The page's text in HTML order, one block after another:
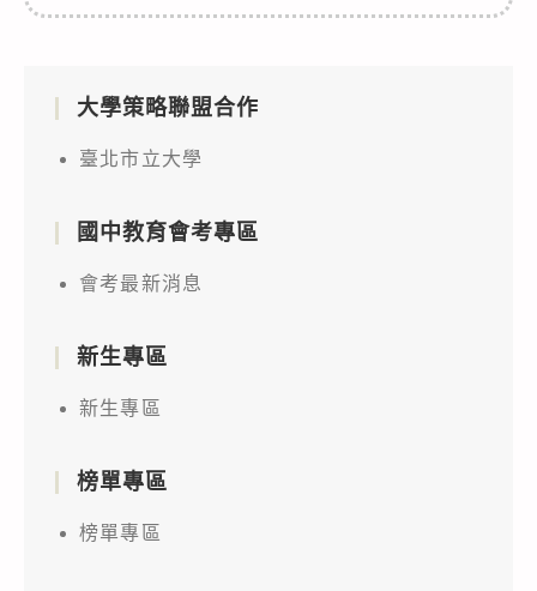
大學策略聯盟合作
臺北市立大學
國中教育會考專區
會考最新消息
新生專區
新生專區
榜單專區
榜單專區